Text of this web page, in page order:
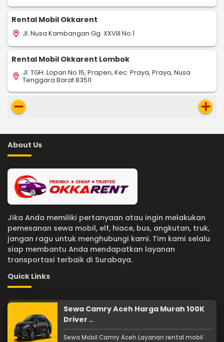
Rental Mobil Okkarent
location_on Jl. Nusa Kambangan Gg. XXVIII No.1
Rental Mobil Okkarent Lombok
location_on Jl. TGH. Lopan No.15, Prapen, Kec. Praya, Praya, Nusa
Tenggara Barat 83511
remove add
About Us
Jika Anda memiliki pertanyaan atau ingin melakukan
pemesanan sewa mobil, elf, hiace, bus, angkutan, truk,
jangan ragu untuk menghubungi kami. Tim kami selalu
siap membantu Anda mendapatkan layanan
transportasi terbaik di Surabaya.
Quick Links
Sewa Camry Aceh Harga Murah 100K
Driver ..
Sewa Mobil Camry Aceh Layanan rental mobil